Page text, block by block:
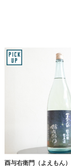
酉与右衛門（よえもん